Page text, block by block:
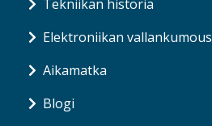
Tekniikan historia
Elektroniikan vallankumous
Aikamatka
Blogi